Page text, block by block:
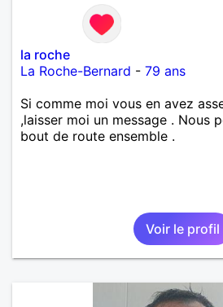
la roche
La Roche-Bernard - 79 ans
Si comme moi vous en avez
,laisser moi un message . Nous
bout de route ensemble .
Voir le profil